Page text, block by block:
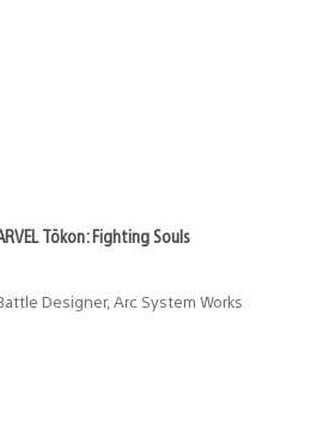
Tōkon: Fighting Souls
Designer, Arc System Works